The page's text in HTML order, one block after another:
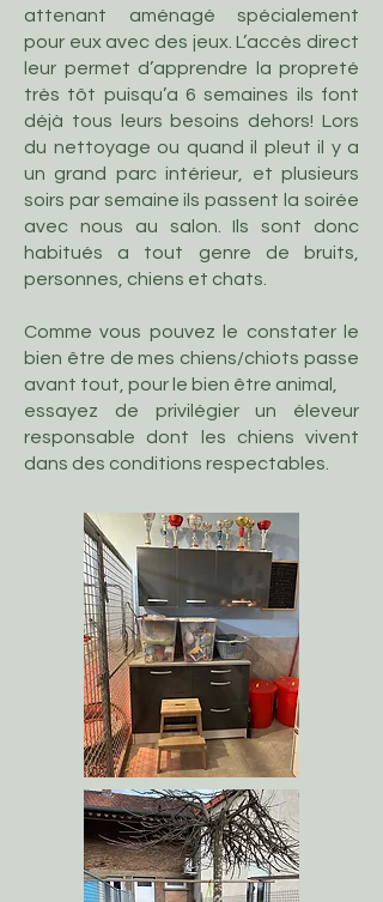
attenant aménagé spécialement
pour eux avec des jeux. L’accès direct
leur permet d’apprendre la propreté
très tôt puisqu’a 6 semaines ils font
déjà tous leurs besoins dehors! Lors
du nettoyage ou quand il pleut il y a
un grand parc intérieur, et plusieurs
soirs par semaine ils passent la soirée
avec nous au salon. Ils sont donc
habitués a tout genre de bruits,
personnes, chiens et chats.
Comme vous pouvez le constater le
bien être de mes chiens/chiots passe
avant tout, pour le bien être animal,
essayez de privilégier un éleveur
responsable dont les chiens vivent
dans des conditions respectables.